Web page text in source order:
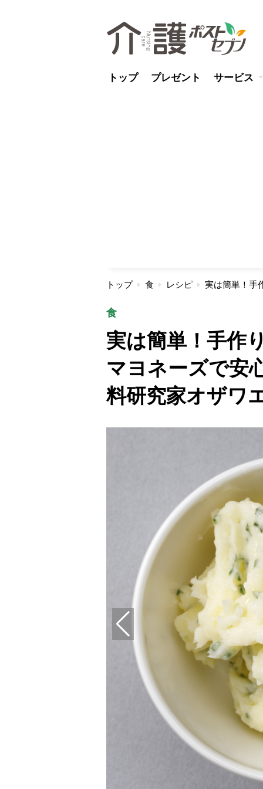
トップ プレゼント サービス
トップ 食 レシピ
食
実は簡単！手作
マヨネーズで安
料研究家オザワ